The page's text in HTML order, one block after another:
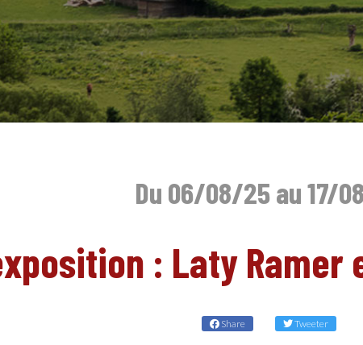
Du 06/08/25 au 17/
: Laty Ramer
Share Tweeter